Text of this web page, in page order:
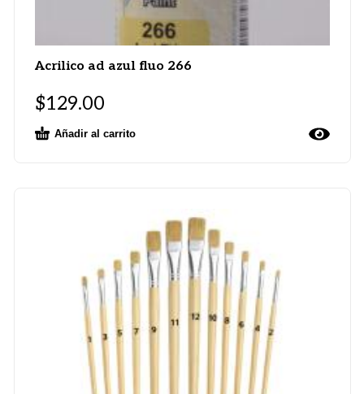
Acrilico ad azul fluo 266
$129.00
Añadir al carrito